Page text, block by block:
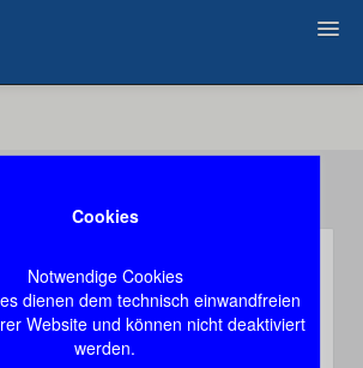
Cookies
Notwendige Cookies
dienen dem technisch einwandfreien
Website und können nicht deaktiviert
werden.
Demozugang, das Video stoppt nach 60 Sekunden